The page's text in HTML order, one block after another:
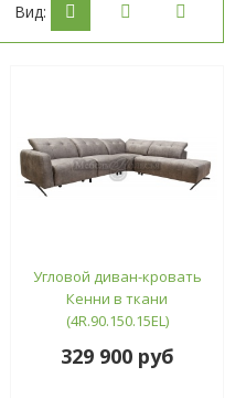
Вид:
Угловой диван-кровать
Кенни в ткани
(4R.90.150.15EL)
329 900 руб